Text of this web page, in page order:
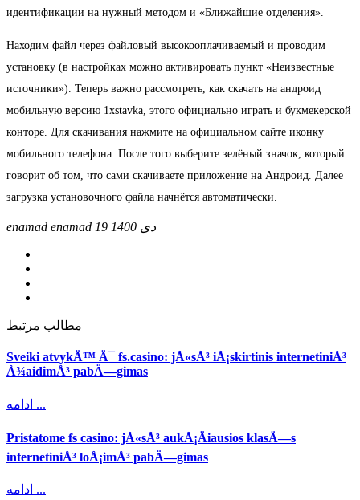
идентификации на нужный методом и «Ближайшие отделения».
Находим файл через файловый высокооплачиваемый и проводим
установку (в настройках можно активировать пункт «Неизвестные
источники»). Теперь важно рассмотреть, как скачать на андроид
мобильную версию 1xstavka, этого официально играть и букмекерской
конторе. Для скачивания нажмите на официальном сайте иконку
мобильного телефона. После того выберите зелёный значок, который
говорит об том, что сами скачиваете приложение на Андроид. Далее
загрузка установочного файла начнётся автоматически.
enamad enamad 19 دی 1400
مطالب مرتبط
Sveiki atvykÄ™ Ä¯ fs.casino: jÅ«sÅ³ iÅ¡skirtinis internetiniÅ³
Å¾aidimÅ³ pabÄ—gimas
ادامه ...
Pristatome fs casino: jÅ«sÅ³ aukÅ¡Äiausios klasÄ—s
internetiniÅ³ loÅ¡imÅ³ pabÄ—gimas
ادامه ...